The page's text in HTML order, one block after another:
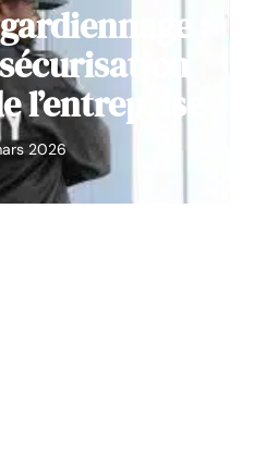
:
l’entreprise
2026